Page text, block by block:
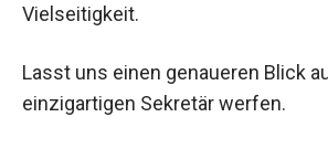
Vielseitigkeit.
Lasst uns einen genaueren Blick
einzigartigen Sekretär werfen.